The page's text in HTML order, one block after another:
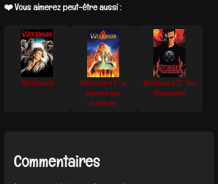
❤️ Vous aimerez peut-être aussi :
Witchboard
Witchboard 2 : la
planche aux
maléfices
Witchboard III : The
Possession
Commentaires